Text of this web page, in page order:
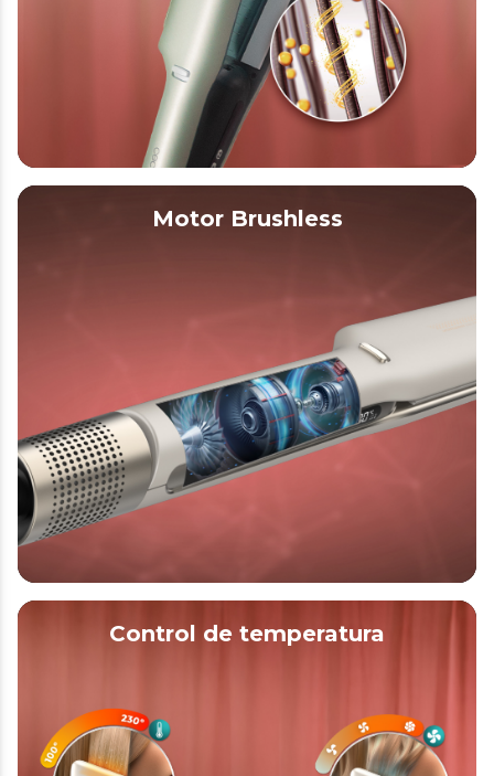
Motor Brushless
Control de temperatura